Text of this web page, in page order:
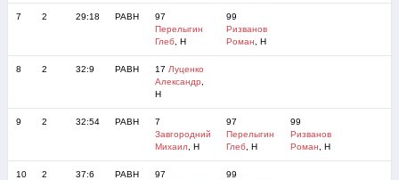
7 2 29:18 РАВН
97
Перелыгин
Глеб, Н
99
Ризванов
Роман , Н
8 2 32:9 РАВН 17 Луценко
Александр
Н
9 2 32:54 РАВН
7
Завгородний
Михаил, Н
97
Перелыгин
Глеб, Н
99
Ризванов
Роман , Н
10 2 37:6 РАВН
97
99